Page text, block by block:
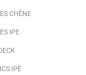
CHÊNE
IPE
IPÉ